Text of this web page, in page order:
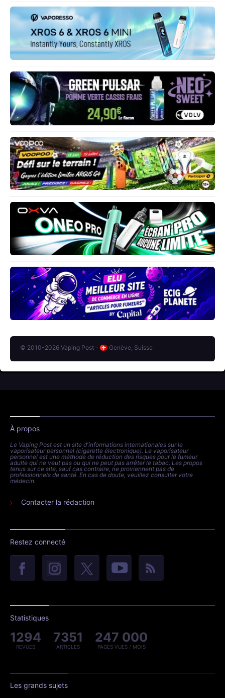
© 2010-2026 Vaping Post - Genève, Suisse
À propos
Le Vaping Post est un site d'informations internationales sur le
vaporisateur personnel (cigarette électronique). Le vaporisateur
personnel est une méthode de réduction des risques pour le fumeur
adulte qui ne veut pas ou qui ne peut pas arrêter le tabac. Les propos
tenus sur ce site, sauf cas contraire, ne proviennent pas de
professionnels de santé. En cas de doute, veuillez consulter votre
médecin.
Contacter la rédaction
Restez connecté
Statistiques
1294
REVUES
7351
ARTICLES
247 000
PAGES VUES / MOIS
Les grands sujets